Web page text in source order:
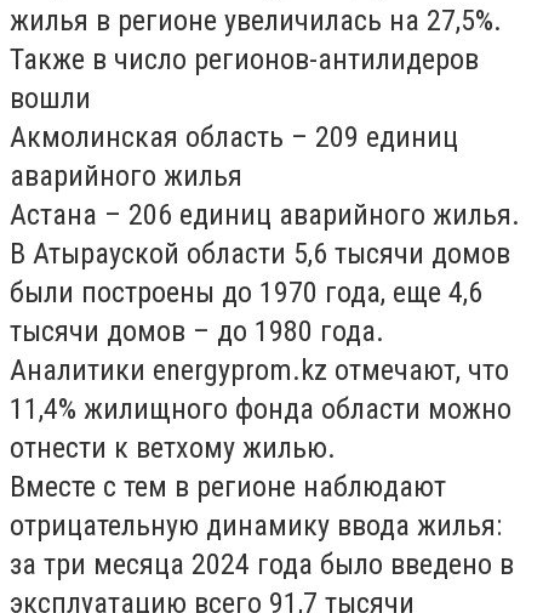
жилья в регионе увеличилась на 27,5%.
Также в число регионов-антилидеров
вошли
Акмолинская область – 209 единиц
аварийного жилья
Астана – 206 единиц аварийного жилья.
В Атырауской области 5,6 тысячи домов
были построены до 1970 года, еще 4,6
тысячи домов – до 1980 года.
Аналитики energyprom.kz отмечают, что
11,4% жилищного фонда области можно
отнести к ветхому жилью.
Вместе с тем в регионе наблюдают
отрицательную динамику ввода жилья:
за три месяца 2024 года было введено в
эксплуатацию всего 91,7 тысячи